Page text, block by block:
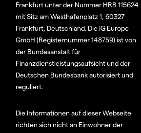
Frankfurt unter der Nummer HRB 115624
mit Sitz am Westhafenplatz 1, 60327
Frankfurt, Deutschland. Die IG Europe
GmbH (Registernummer 148759) ist von
der Bundesanstalt für
Finanzdienstleistungsaufsicht und der
Deutschen Bundesbank autorisiert und
reguliert.
Die Informationen auf dieser Webseite
richten sich nicht an Einwohner der